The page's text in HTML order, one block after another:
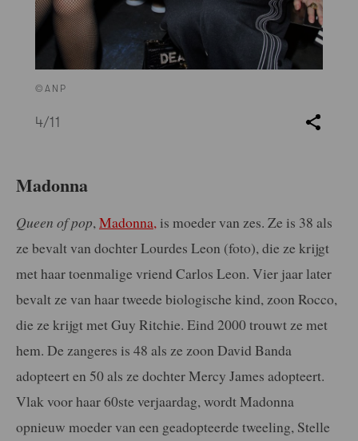
©ANP
4/11
Madonna
Queen of pop,Madonna, is moeder van zes. Ze is 38 als
ze bevalt van dochter Lourdes Leon (foto), die ze krijgt
met haar toenmalige vriend Carlos Leon. Vier jaar later
bevalt ze van haar tweede biologische kind, zoon Rocco,
die ze krijgt met Guy Ritchie. Eind 2000 trouwt ze met
hem. De zangeres is 48 als ze zoon David Banda
adopteert en 50 als ze dochter Mercy James adopteert.
Vlak voor haar 60ste verjaardag, wordt Madonna
opnieuw moeder van een geadopteerde tweeling, Stelle